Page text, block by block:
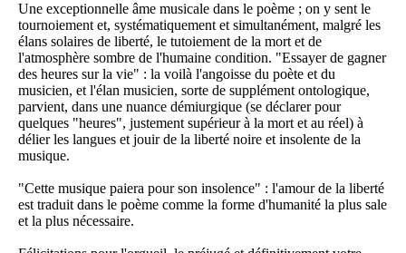
Une exceptionnelle âme musicale dans le poème ; on y sent le
tournoiement et, systématiquement et simultanément, malgré les
élans solaires de liberté, le tutoiement de la mort et de
l'atmosphère sombre de l'humaine condition. "Essayer de gagner
des heures sur la vie" : la voilà l'angoisse du poète et du
musicien, et l'élan musicien, sorte de supplément ontologique,
parvient, dans une nuance démiurgique (se déclarer pour
quelques "heures", justement supérieur à la mort et au réel) à
délier les langues et jouir de la liberté noire et insolente de la
musique.
"Cette musique paiera pour son insolence" : l'amour de la liberté
est traduit dans le poème comme la forme d'humanité la plus sale
et la plus nécessaire.